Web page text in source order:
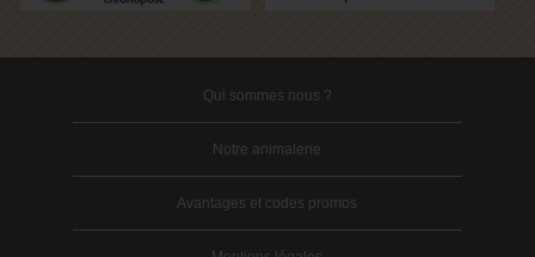
Qui sommes nous ?
Notre animalerie
Avantages et codes promos